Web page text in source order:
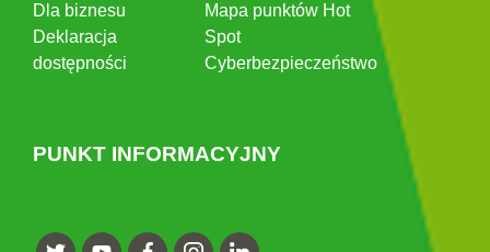
Dla biznesu
Deklaracja
dostępności
Mapa punktów Hot
Spot
Cyberbezpieczeństwo
PUNKT INFORMACYJNY